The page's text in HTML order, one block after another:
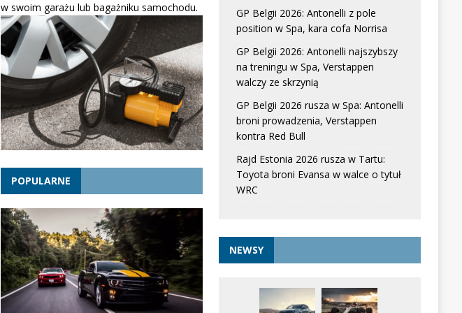
w swoim garażu lub bagażniku samochodu.
POPULARNE
GP Belgii 2026: Antonelli z pole
position w Spa, kara cofa Norrisa
GP Belgii 2026: Antonelli najszybszy
na treningu w Spa, Verstappen
walczy ze skrzynią
GP Belgii 2026 rusza w Spa: Antonelli
broni prowadzenia, Verstappen
kontra Red Bull
Rajd Estonia 2026 rusza w Tartu:
Toyota broni Evansa w walce o tytuł
WRC
NEWSY